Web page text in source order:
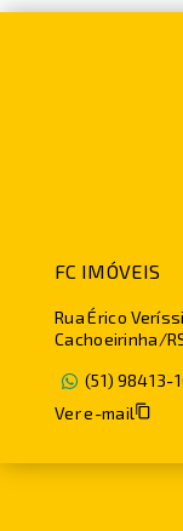
FC IMÓVEIS
Rua Érico
Cachoeirinha/
(51) 98413-
Ver e-mail